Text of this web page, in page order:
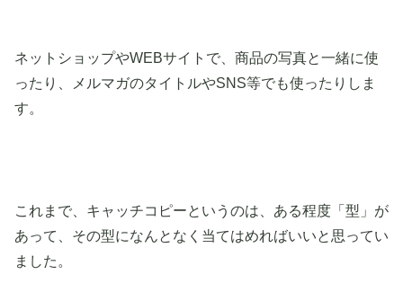
ネットショップやWEBサイトで、商品の写真と一緒に使
ったり、メルマガのタイトルやSNS等でも使ったりしま
す。
これまで、キャッチコピーというのは、ある程度「型」が
あって、その型になんとなく当てはめればいいと思ってい
ました。